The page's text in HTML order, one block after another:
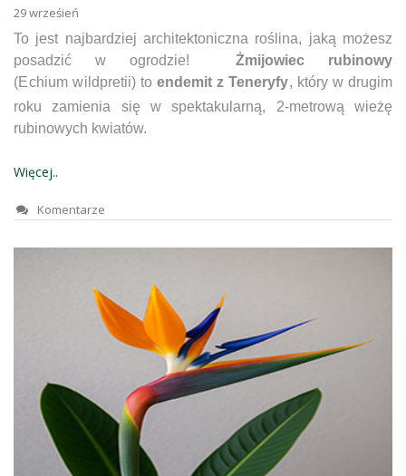
29wrześień
To jest najbardziej architektoniczna roślina, jaką możesz
posadzić w ogrodzie!Żmijowiec rubinowy
(Echium wi dpretii) toendemit z Teneryfy, który w drugim
roku zamienia się w spektakularną, 2-metrową wieżę
rubinowych kwiatów.
Więcej..
Komentarze